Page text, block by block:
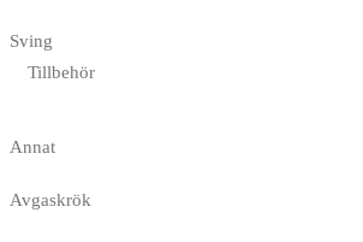
Sving
Tillbehör
Annat
Avgaskrök